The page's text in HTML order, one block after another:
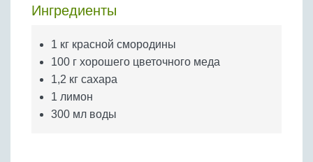
Бобовые
Крупы
Ингредиенты
1 кг красной смородины
100 г хорошего цветочного меда
1,2 кг сахара
1 лимон
300 мл воды